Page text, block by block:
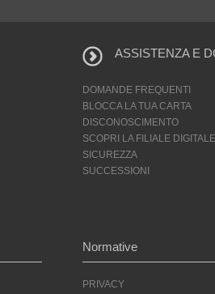
ASSISTENZA E
DOMANDE FREQUENTI
BLOCCA LA TUA CARTA
DISCONOSCIMENTO
SCOPRI LA FILIALE DIGITALE
SICUREZZA
SUCCESSIONI
Normative
PRIVACY